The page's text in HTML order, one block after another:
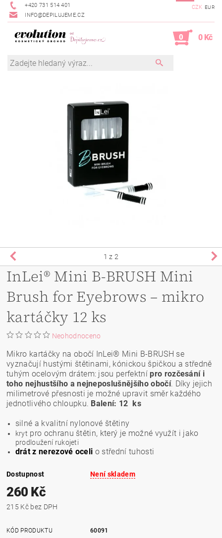
+420 731 514 401
INFO@DEPILUJEME.CZ
CZK EUR
0 0 Kč
1 z 2
InLei® Mini B-BRUSH Mini
Brush for Eyebrows – mikro
kartáčky 12 ks
Neohodnoceno
Mikro kartáčky na obočí InLei® Mini B-BRUSH se
vyznačují hustými štětinami, kónickou špičkou a středně
tuhým ocelovým drátem: jsou perfektní pro rozčesání i
toho nejhustšího a nejneposlušnějšího obočí. Díky jejich
milimetrové přesnosti je možné upravit směr každého
jednotlivého chloupku. Balení: 12 ks
silné a kvalitní nylonové štětiny
kryt pro ochranu štětin, který je možné využít i jako
prodloužení rukojeti
drát z nerezové oceli o střední tuhosti
Dostupnost Není skladem
260 Kč
215 Kč bez DPH
KÓD PRODUKTU
60091